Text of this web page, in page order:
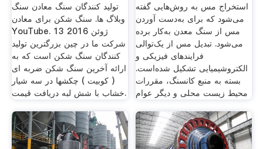
تولید کنندگان سنگ معادن سنگ
وبلاگ ها. سنگ شکن برای معادن
YouTube. 13 ژوئن 2016
شرکت ما در چین بزرگترین تولید
کنندگان سنگ شکن است که به
ارائه آخرین سنگ شکن ضربه ای
( کوبیت ) چکشها در سه شیار
خشاب با شش لبه دریافت قیمت.
استخراج مس به روش‌هایی گفته
می‌شود که برای به‌دست آوردن
مس از سنگ معدن به‌کار برده
می‌شود. تبدیل مس از یک‌توالی
فرایندهای فیزیکی و
الکتروشیمیایی تشکیل شده‌است.
بسته به منبع کانسنگ، مقررات
محیط زیست محلی و دیگر عوام